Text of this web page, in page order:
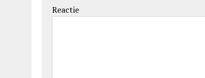
Reactie